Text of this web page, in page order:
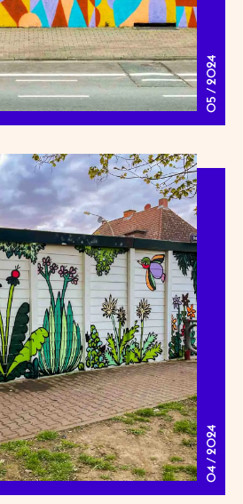
05 / 2024
04 / 2024